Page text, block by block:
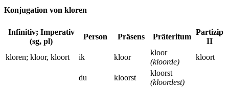
Konjugation von kloren
Infinitiv; Imperativ
(sg, pl)
Person Präsens Präteritum
Partizip
II
kloren; kloor, kloort
ik kloor
kloor
(kloorde)
kloort
du kloorst
kloorst
(kloordest)